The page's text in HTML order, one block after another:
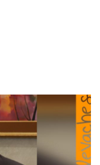
n’en finit pas de
auquel elle
de feuillus sur
vouée à la